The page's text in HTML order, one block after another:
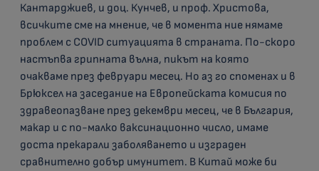
Кантарджиев, и доц. Кунчев, и проф. Христова,
всичките сме на мнение, че в момента ние нямаме
проблем с COVID ситуацията в страната. По-скоро
настъпва грипната вълна, пикът на която
очакваме през февруари месец. Но аз го споменах и в
Брюксел на заседание на Европейската комисия по
здравеопазване през декември месец, че в България,
макар и с по-малко ваксинационно число, имаме
доста прекарали заболяването и изграден
сравнително добър имунитет. В Китай може би